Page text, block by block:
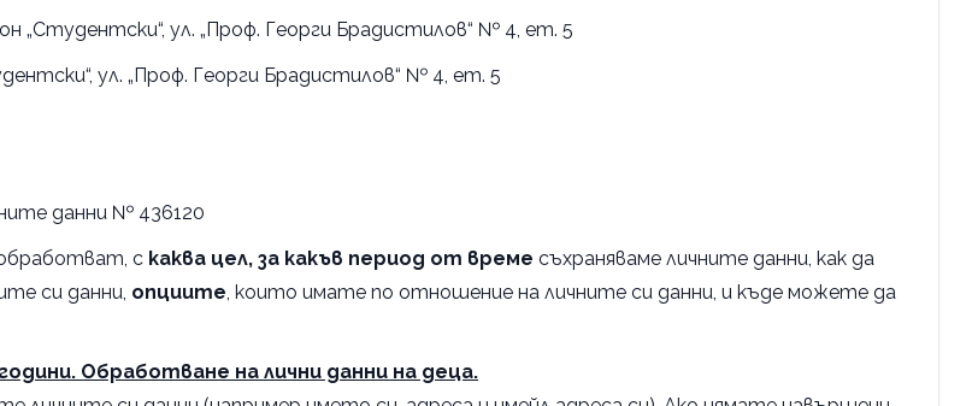
„Студентски“, ул. „Проф. Георги Брадистилов“ № 4, ет. 5
ул. „Проф. Георги Брадистилов“ № 4, ет. 5
данни № 436120
с каква цел, за какъв период от време съхраняваме личните данни, как да
си данни, опциите, които имате по отношение на личните си данни, и къде можете да
Обработване на лични данни на деца.